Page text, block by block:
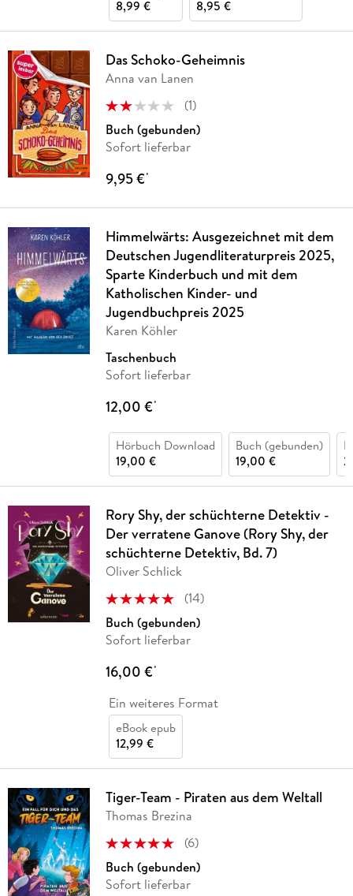
8,99 €
8,95 €
Das Schoko-Geheimnis
Anna van Lanen
(1)
Buch (gebunden)
Sofort lieferbar
9,95 €*
Himmelwärts: Ausgezeichnet mit dem
Deutschen Jugendliteraturpreis 2025,
Sparte Kinderbuch und mit dem
Katholischen Kinder- und
Jugendbuchpreis 2025
Karen Köhler
Taschenbuch
Sofort lieferbar
12,00 €*
Hörbuch Download
19,00 €
Buch (gebunden)
19,00 €
Rory Shy, der schüchterne Detektiv -
Der verratene Ganove (Rory Shy, der
schüchterne Detektiv, Bd. 7)
Oliver Schlick
(14)
Buch (gebunden)
Sofort lieferbar
16,00 €*
Ein weiteres Format
eBook epub
12,99 €
Tiger-Team - Piraten aus dem Weltall
Thomas Brezina
(6)
Buch (gebunden)
Sofort lieferbar